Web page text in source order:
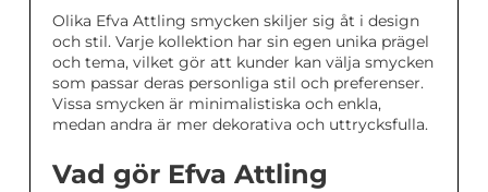
Olika Efva Attling smycken skiljer sig åt i design
och stil. Varje kollektion har sin egen unika prägel
och tema, vilket gör att kunder kan välja smycken
som passar deras personliga stil och preferenser.
Vissa smycken är minimalistiska och enkla,
medan andra är mer dekorativa och uttrycksfulla.
Vad gör Efva Attling